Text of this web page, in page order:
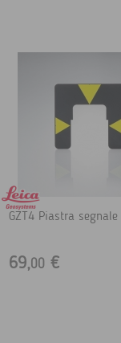
GZT4 Piastra segnale
69,00 €